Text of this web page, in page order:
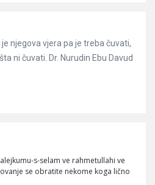
njegova vjera pa je treba čuvati,
ni čuvati. Dr. Nurudin Ebu Davud
s-selam ve rahmetullahi ve
se obratite nekome koga lično